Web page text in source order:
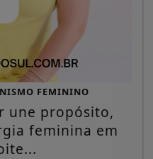
FEMININO
une propósito,
feminina em